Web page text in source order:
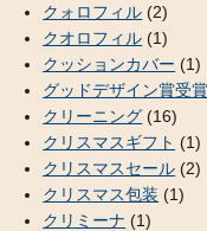
クォロフィル (2)
クオロフィル (1)
クッションカバー (1)
グッドデザイン賞受賞
クリーニング (16)
クリスマスギフト (1)
クリスマスセール (2)
クリスマス包装 (1)
クリミーナ (1)